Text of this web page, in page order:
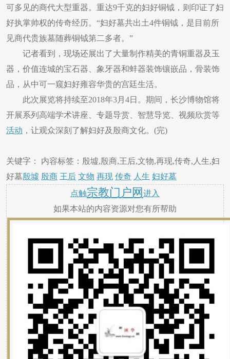
可多见的商代大型重器。重达9千克的妇好铜钺，则印证了妇
好执掌帅权的传奇经历。“妇好墓共出土4件铜钺，是目前所
见商代贵族墓随葬铜钺第二多者。”
记者看到，现场还展出了大量制作精美的青铜重器及玉
器，价值连城的宝石器、象牙器和蚌器装饰镶嵌品，骨装饰
品，从中可一窥妇好雍容华贵的宫廷生活。
此次展览将持续至2018年3月4日。期间，长沙博物馆将
开展系列高端学术讲座、专题导赏、智慧导览、视频欣赏等
活动 ，让观众深刻了解妇好及殷商文化。(完)
关键字： 内容标签：殷墟,殷商,王后,文物,再现,传奇,人生,妇
好墓殷墟 殷商 王后 文物 再现 传奇 人生 妇好墓
点触宗教门户网 进入
如果本站的内容资源对您有所帮助